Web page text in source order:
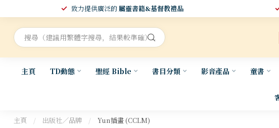
致力提供廣泛的屬靈書籍&基督教禮品
主頁 TD動態 聖經 Bible 書目分類 影音產品 童書
主頁 / 出版社／品牌 / Yun插畫 (CCLM)